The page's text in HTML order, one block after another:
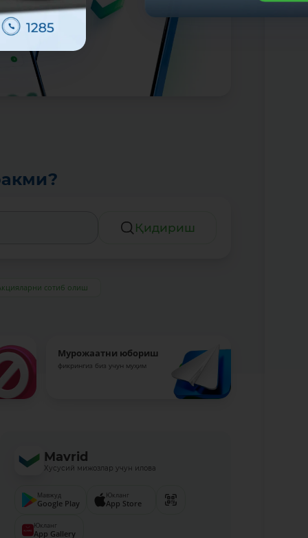
Қидириш
сотиб олиш
Мурожаатни юбориш
фикрингиз биз учун муҳим
Mavrid
Хусусий мижозлар учун илова
Мавжуд
Google Play
Юкланг
App Store
Юкланг
App Gallery